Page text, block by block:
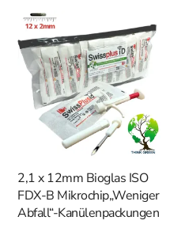
2,1 x 12mm Bioglas ISO
FDX-B Mikrochip„Weniger
Abfall“-Kanülenpackungen